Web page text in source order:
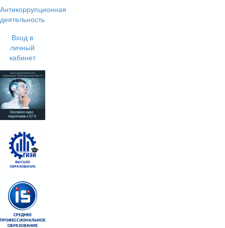
Антикоррупционная
деятельность
Вход в
личный
кабинет